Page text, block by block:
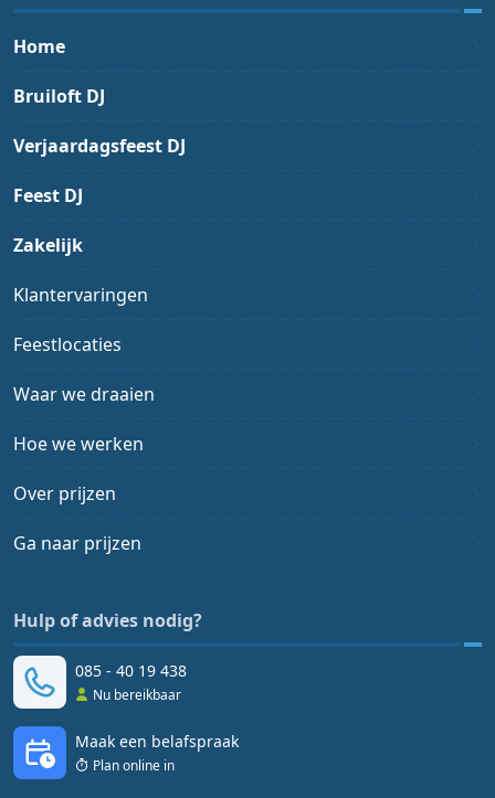
Home
Bruiloft DJ
Verjaardagsfeest DJ
Feest DJ
Zakelijk
Klantervaringen
Feestlocaties
Waar we draaien
Hoe we werken
Over prijzen
Ga naar prijzen
Hulp of advies nodig?
085 - 40 19 438
Nu bereikbaar
Maak een belafspraak
Plan online in